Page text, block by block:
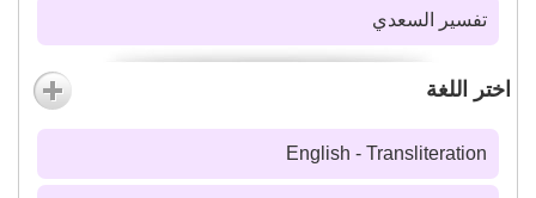
تفسير السعدي
اختر اللغة
English - Transliteration